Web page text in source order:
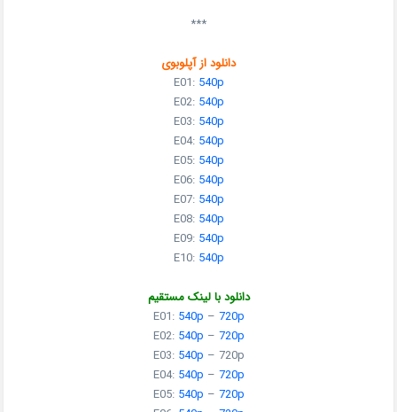
***
دانلود از آپلوبوی
E01: 540p
E02: 540p
E03: 540p
E04: 540p
E05: 540p
E06: 540p
E07: 540p
E08: 540p
E09: 540p
E10: 540p
دانلود با لینک مستقیم
E01: 540p – 720p
E02: 540p – 720p
E03: 540p – 720p
E04: 540p – 720p
E05: 540p – 720p